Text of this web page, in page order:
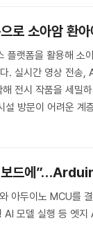
로 소아암 환
플랫폼을 활용해 소
. 실시간 영상 전송
전시 작품을 세밀
설 방문이 어려운 계
보드에
아두이노 MCU를
모델 실행 등 엣지